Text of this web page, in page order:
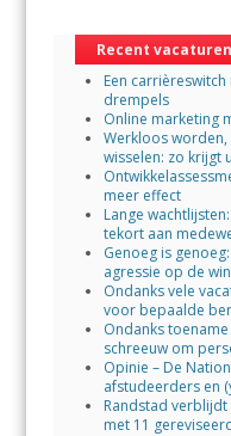
o
o
k
A
p
p
Recent
Een
drempels
Online marketing
Werkloos
wisselen: zo krijgt
meer effect
Lange
tekort aan
Genoeg is
agressie op de
Ondanks vele
voor bepaalde
Ondanks
schreeuw om
Opinie – De
afstudeerders en
Randstad
met 11